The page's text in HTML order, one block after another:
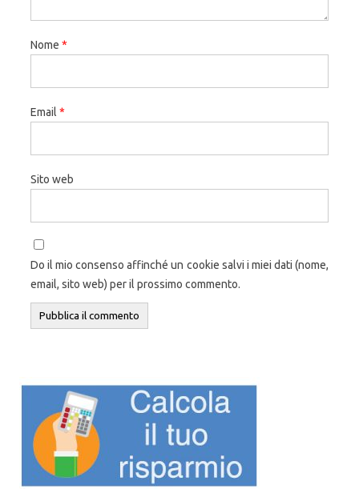
Nome *
Email *
Sito web
Do il mio consenso affinché un cookie salvi i miei dati (nome,
email, sito web) per il prossimo commento.